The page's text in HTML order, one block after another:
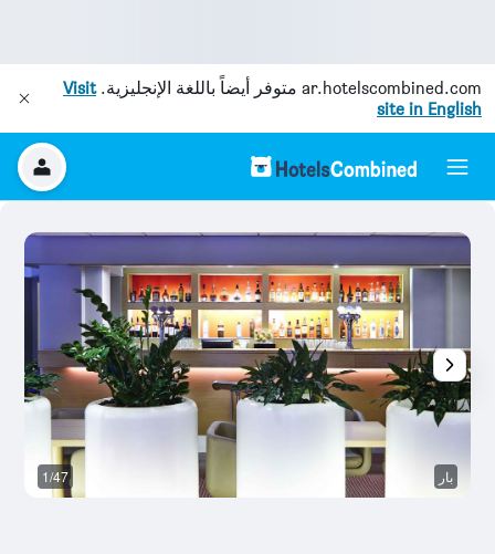
ar.hotelscombined.com متوفر أيضاً باللغة الإنجليزية.Visit
site in English
بار 1/47